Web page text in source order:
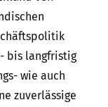
bis langfristig
wie auch
zuverlässige